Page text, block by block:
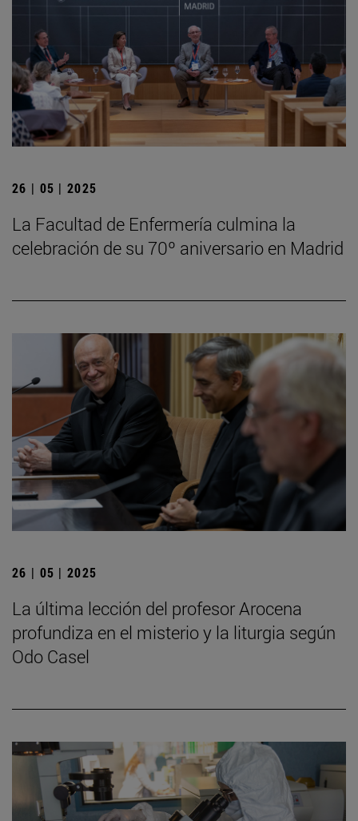
26 | 05 | 2025
La Facultad de Enfermería culmina la
celebración de su 70º aniversario en Madrid
26 | 05 | 2025
La última lección del profesor Arocena
profundiza en el misterio y la liturgia según
Odo Casel